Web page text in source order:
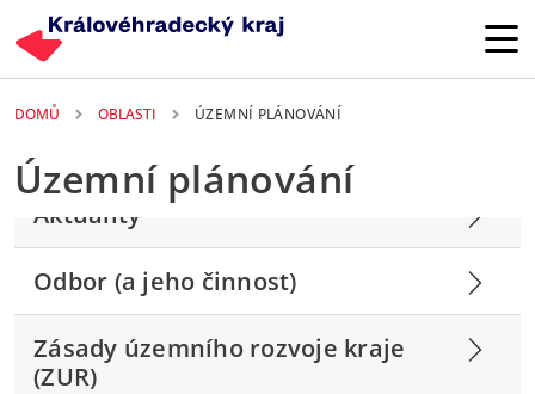
DOMŮ OBLASTI ÚZEMNÍ PLÁNOVÁNÍ
Územní plánování
Aktuality
Odbor (a jeho činnost)
Zásady územního rozvoje kraje
(ZUR)